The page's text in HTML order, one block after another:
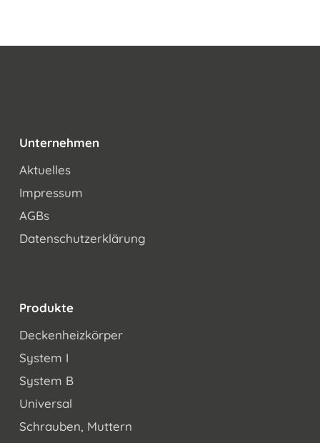
Unternehmen
Aktuelles
Impressum
AGBs
Datenschutzerklärung
Produkte
Deckenheizkörper
System I
System B
Universal
Schrauben, Muttern